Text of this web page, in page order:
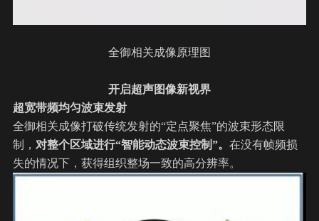
全御相关成像原理图
开启超声图像新视界
超宽带频均匀波束发射
全御相关成像打破传统发射的“定点聚焦”的波束形态限
制， 对整个区域进行“智能动态波束控制”。 在没有帧频损
失的情况下，获得组织整场一致的高分辨率。